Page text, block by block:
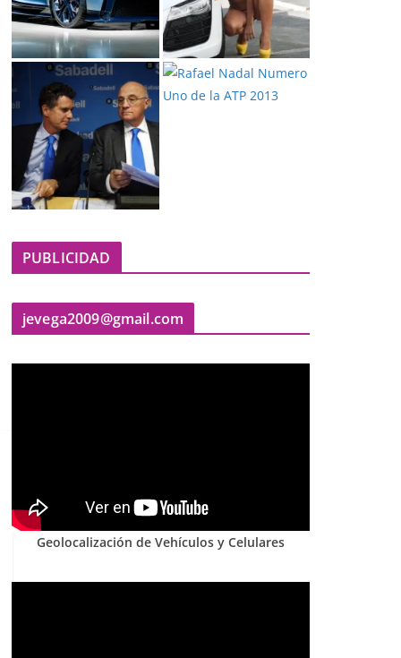
PUBLICIDAD
jevega2009@gmail.com
Geolocalización de Vehículos y Celulares